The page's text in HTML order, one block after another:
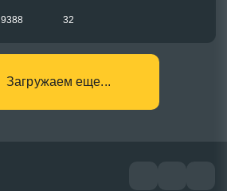
9388 32
Загружаем еще...